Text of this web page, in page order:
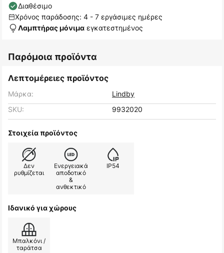
Διαθέσιμο
Χρόνος παράδοσης: 4 - 7 εργάσιμες ημέρες
Λαμπτήρας μόνιμα εγκατεστημένος
Παρόμοια προϊόντα
Λεπτομέρειες προϊόντος
Μάρκα:
Lindby
SKU:
9932020
Στοιχεία προϊόντος
Δεν
ρυθμίζεται
Ενεργειακά
αποδοτικό
&
ανθεκτικό
IP54
Ιδανικό για χώρους
Μπαλκόνι /
ταράτσα